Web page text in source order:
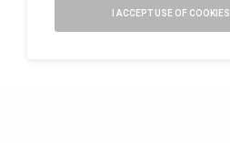
I ACCEPT USE OF COOKIES